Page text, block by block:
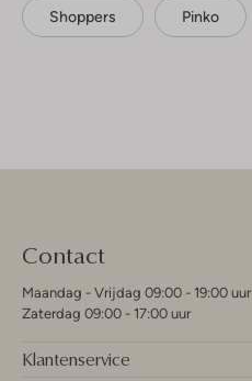
Shoppers Pinko
Contact
Maandag - Vrijdag 09:00 - 19:00 uur
Zaterdag 09:00 - 17:00 uur
Klantenservice